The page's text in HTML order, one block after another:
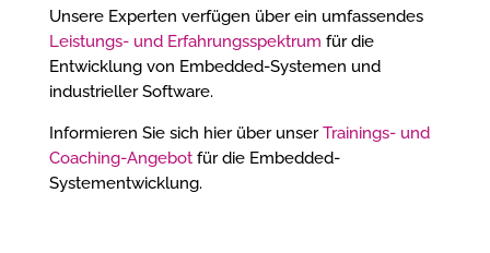
Unsere Experten verfügen über ein umfassendes
Leistungs- und Erfahrungsspektrum für die
Entwicklung von Embedded-Systemen und
industrieller Software.
Informieren Sie sich hier über unserTrainings- und
Coaching-Angebotfür die Embedded-
Systementwicklung.